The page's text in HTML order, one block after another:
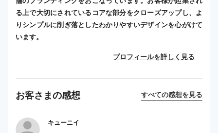
る上で大切にされているコアな部分をクローズアップし、よ
りシンプルに削ぎ落としたわかりやすいデザインを心がけて
います。
プロフィールを詳しく見る
お客さまの感想 すべての感想を見る
キューニイ